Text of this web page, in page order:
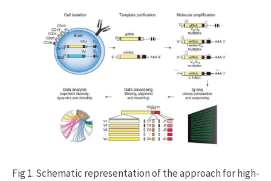
Fig 1. Schematic representation of the approach for high-